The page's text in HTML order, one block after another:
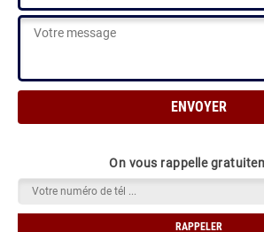
On vous rappelle